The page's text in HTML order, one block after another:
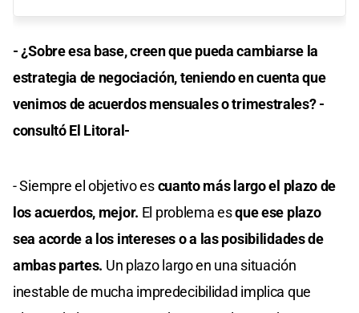
- ¿Sobre esa base, creen que pueda cambiarse la
estrategia de negociación, teniendo en cuenta que
venimos de acuerdos mensuales o trimestrales? -
consultó El Litoral-
- Siempre el objetivo escuanto más largo el plazo de
los acuerdos, mejor. El problema esque ese plazo
sea acorde a los intereses o a las posibilidades de
ambas partes. Un plazo largo en una situación
inestable de mucha impredecibilidad implica que